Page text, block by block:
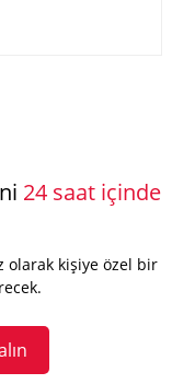
24 saat içinde
olarak kişiye özel bir